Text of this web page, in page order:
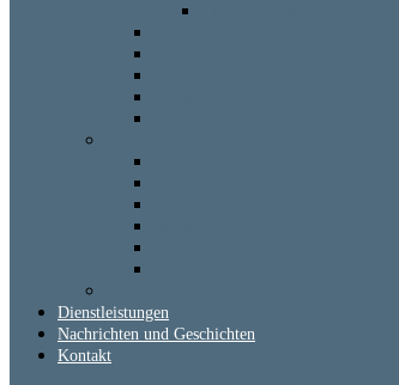
Dienstleistungen
Nachrichten und Geschichten
Kontakt